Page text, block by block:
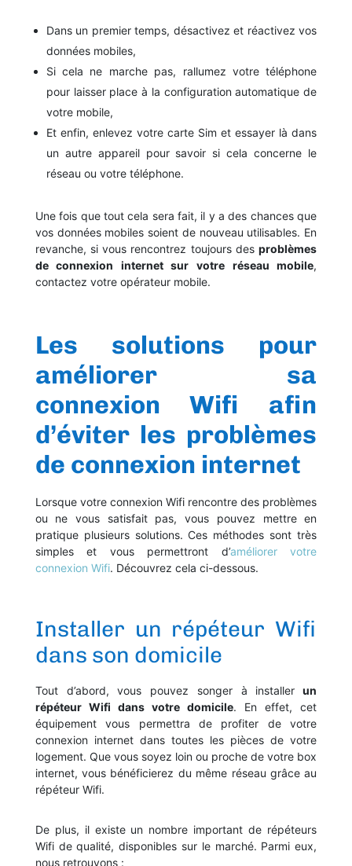
Dans un premier temps, désactivez et réactivez vos
données mobiles,
Si cela ne marche pas, rallumez votre téléphone
pour laisser place à la configuration automatique de
votre mobile,
Et enfin, enlevez votre carte Sim et essayer là dans
un autre appareil pour savoir si cela concerne le
réseau ou votre téléphone.
Une fois que tout cela sera fait, il y a des chances que
vos données mobiles soient de nouveau utilisables. En
revanche, si vous rencontrez toujours desproblèmes
de connexion internet sur votre réseau mobile,
contactez votre opérateur mobile.
Les solutions pour
améliorer sa
connexion Wifi afin
d’éviter les problèmes
de connexion internet
Lorsque votre connexion Wifi rencontre des problèmes
ou ne vous satisfait pas, vous pouvez mettre en
pratique plusieurs solutions. Ces méthodes sont très
simples et vous permettront d’améliorer votre
connexion Wifi. Découvrez cela ci-dessous.
Installer un répéteur Wifi
dans son domicile
Tout d’abord, vous pouvez songer à installer un
répéteur Wifi dans votre domicile. En effet, cet
équipement vous permettra de profiter de votre
connexion internet dans toutes les pièces de votre
logement. Que vous soyez loin ou proche de votre box
internet, vous bénéficierez du même réseau grâce au
répéteur Wifi.
De plus, il existe un nombre important de répéteurs
Wifi de qualité, disponibles sur le marché. Parmi eux,
nous retrouvons :